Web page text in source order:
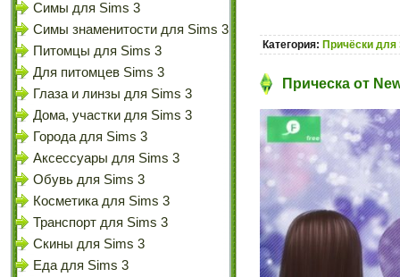
Симы для Sims 3
Симы знаменитости для Sims 3
Питомцы для Sims 3
Для питомцев Sims 3
Глаза и линзы для Sims 3
Дома, участки для Sims 3
Города для Sims 3
Аксессуары для Sims 3
Обувь для Sims 3
Косметика для Sims 3
Транспорт для Sims 3
Скины для Sims 3
Еда для Sims 3
Категория: Причёски для
Прическа от